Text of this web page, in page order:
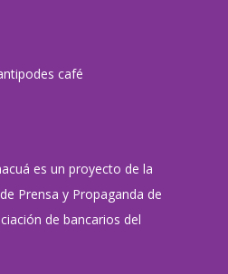
café
es un proyecto de la
Prensa y Propaganda de
de bancarios del